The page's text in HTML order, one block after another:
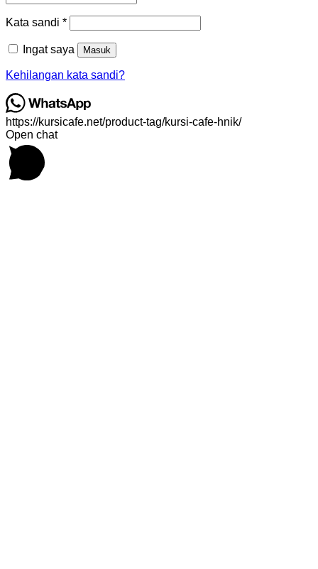
Kata sandi *Wajib
Ingat saya Masuk
Kehilangan kata sandi?
https://kursicafe.net/product-tag/kursi-cafe-hnik/
Open chat